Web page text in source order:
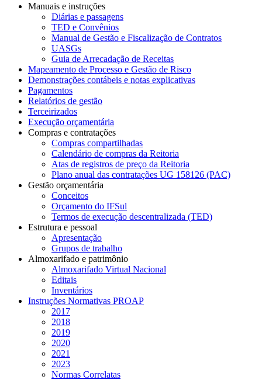
Manuais e instruções
Diárias e passagens
TED e Convênios
Manual de Gestão e Fiscalização de Contratos
UASGs
Guia de Arrecadação de Receitas
Mapeamento de Processo e Gestão de Risco
Demonstrações contábeis e notas explicativas
Pagamentos
Relatórios de gestão
Terceirizados
Execução orçamentária
Compras e contratações
Compras compartilhadas
Calendário de compras da Reitoria
Atas de registros de preço da Reitoria
Plano anual das contratações UG 158126 (PAC)
Gestão orçamentária
Conceitos
Orçamento do IFSul
Termos de execução descentralizada (TED)
Estrutura e pessoal
Apresentação
Grupos de trabalho
Almoxarifado e patrimônio
Almoxarifado Virtual Nacional
Editais
Inventários
Instruções Normativas PROAP
2017
2018
2019
2020
2021
2023
Normas Correlatas